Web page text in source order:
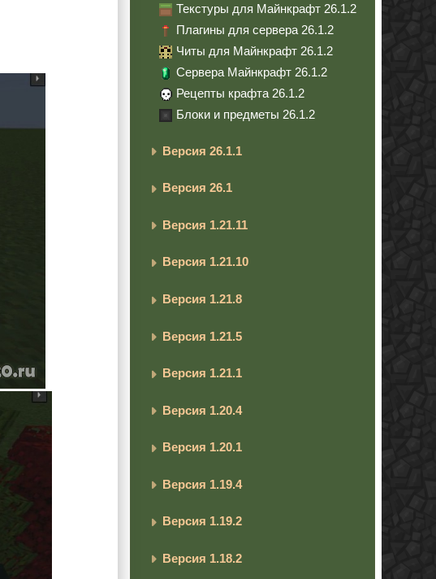
Текстуры для Майнкрафт 26.1.2
Плагины для сервера 26.1.2
Читы для Майнкрафт 26.1.2
Сервера Майнкрафт 26.1.2
Рецепты крафта 26.1.2
Блоки и предметы 26.1.2
Версия 26.1.1
Версия 26.1
Версия 1.21.11
Версия 1.21.10
Версия 1.21.8
Версия 1.21.5
Версия 1.21.1
Версия 1.20.4
Версия 1.20.1
Версия 1.19.4
Версия 1.19.2
Версия 1.18.2